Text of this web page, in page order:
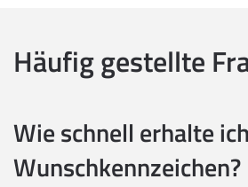
Häufig gestellte
Wie schnell erhalte
Wunschkennzeichen?